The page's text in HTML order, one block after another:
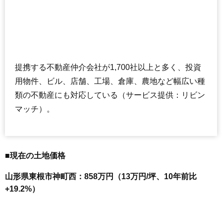
提携する不動産仲介会社が1,700社以上と多く、投資
用物件、ビル、店舗、工場、倉庫、農地など幅広い種
類の不動産にも対応している（サービス提供：リビン
マッチ）。
■現在の土地価格
山形県東根市神町西：858万円（13万円/坪、10年前比
+19.2%）